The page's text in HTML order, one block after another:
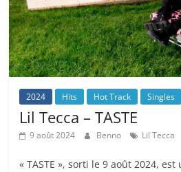
2024 Hits Hot Track Singles
Lil Tecca – TASTE
9 août 2024 Benno Lil Tecca
« TASTE », sorti le 9 août 2024,